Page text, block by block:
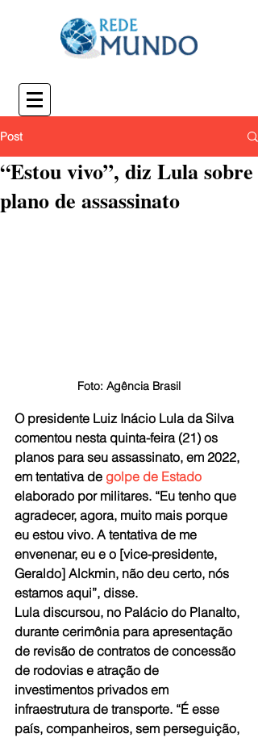
Post
“Estou vivo”, diz Lula sobre
plano de assassinato
Foto: Agência Brasil
O presidente Luiz Inácio Lula da Silva
comentou nesta quinta-feira (21) os
planos para seu assassinato, em 2022,
em tentativa de golpe de Estado
elaborado por militares. “Eu tenho que
agradecer, agora, muito mais porque
eu estou vivo. A tentativa de me
envenenar, eu e o [vice-presidente,
Geraldo] Alckmin, não deu certo, nós
estamos aqui”, disse.
Lula discursou, no Palácio do Planalto,
durante cerimônia para apresentação
de revisão de contratos de concessão
de rodovias e atração de
investimentos privados em
infraestrutura de transporte. “É esse
país, companheiros, sem perseguição,